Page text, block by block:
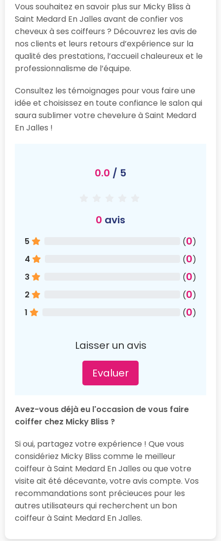
Vous souhaitez en savoir plus sur Micky Bliss à
Saint Medard En Jalles avant de confier vos
cheveux à ses coiffeurs ? Découvrez les avis de
nos clients et leurs retours d’expérience sur la
qualité des prestations, l’accueil chaleureux et le
professionnalisme de l’équipe.
Consultez les témoignages pour vous faire une
idée et choisissez en toute confiance le salon qui
saura sublimer votre chevelure à Saint Medard
En Jalles !
0.0 / 5
0 avis
5 (0)
4
(0)
3
(0)
2
(0)
1
(0)
Laisser un avis
Evaluer
Avez-vous déjà eu l'occasion de vous faire
coiffer chez Micky Bliss ?
Si oui, partagez votre expérience ! Que vous
considériez Micky Bliss comme le meilleur
coiffeur à Saint Medard En Jalles ou que votre
visite ait été décevante, votre avis compte. Vos
recommandations sont précieuces pour les
autres utilisateurs qui recherchent un bon
coiffeur à Saint Medard En Jalles.